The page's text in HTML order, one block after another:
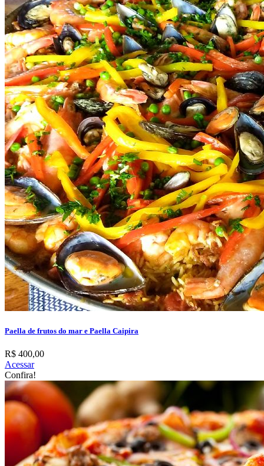
Paella de frutos do mar e Paella Caipira
R$ 400,00
Acessar
Confira!